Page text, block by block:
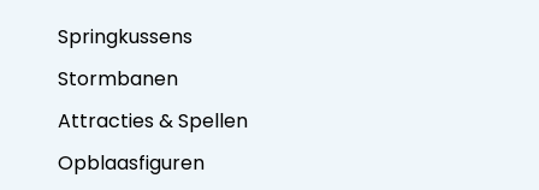
Springkussens
Stormbanen
Attracties & Spellen
Opblaasfiguren